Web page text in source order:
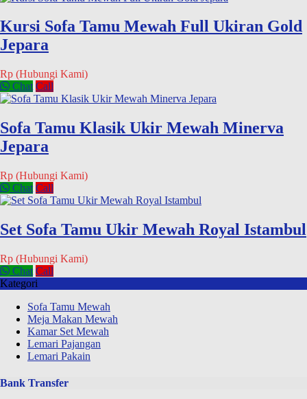
Kursi Sofa Tamu Mewah Full Ukiran Gold
Jepara
Rp (Hubungi Kami)
Chat Call
Sofa Tamu Klasik Ukir Mewah Minerva
Jepara
Rp (Hubungi Kami)
Chat Call
Set Sofa Tamu Ukir Mewah Royal Istambul
Rp (Hubungi Kami)
Chat Call
Kategori
Sofa Tamu Mewah
Meja Makan Mewah
Kamar Set Mewah
Lemari Pajangan
Lemari Pakain
Bank Transfer